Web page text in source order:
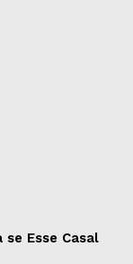
Esse Casal